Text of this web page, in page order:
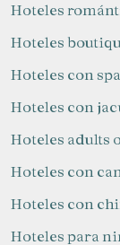
Hoteles
Hoteles
Hoteles con
Hoteles con
Hoteles adults
Hoteles con
Hoteles con
Hoteles para